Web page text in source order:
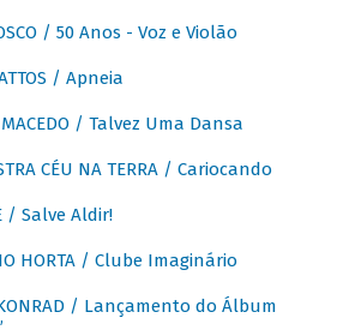
/ 50 Anos - Voz e Violão
/ Apneia
MACEDO / Talvez Uma Dansa
CÉU NA TERRA / Cariocando
/ Salve Aldir!
HORTA / Clube Imaginário
KONRAD / Lançamento do Álbum